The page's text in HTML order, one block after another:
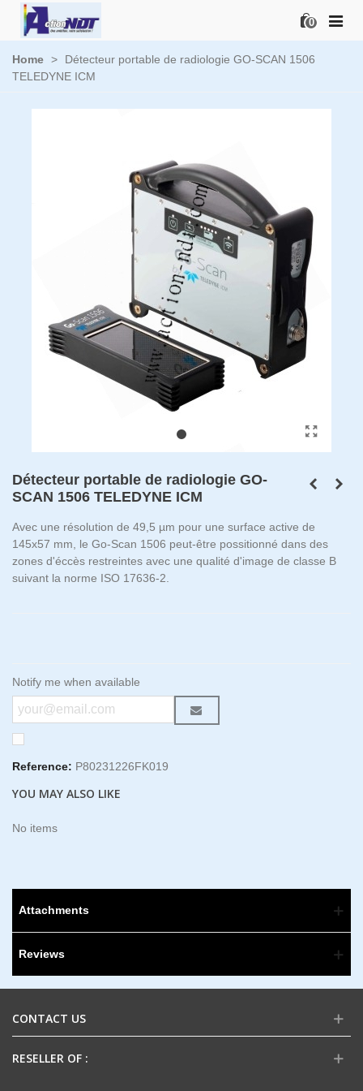
0
Home >
Détecteur portable de radiologie GO-SCAN 1506
TELEDYNE ICM
Détecteur portable de radiologie GO-
SCAN 1506 TELEDYNE ICM
Avec une résolution de 49,5 µm pour une surface active de
145x57 mm, le Go-Scan 1506 peut-être possitionné dans des
zones d'éccès restreintes avec une qualité d'image de classe B
suivant la norme ISO 17636-2.
Notify me when available
Reference: P80231226FK019
YOU MAY ALSO LIKE
No items
Attachments
Reviews
CONTACT US
RESELLER OF :